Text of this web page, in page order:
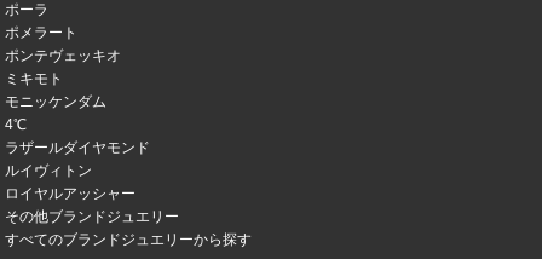
ポーラ
ポメラート
ポンテヴェッキオ
ミキモト
モニッケンダム
4℃
ラザールダイヤモンド
ルイヴィトン
ロイヤルアッシャー
その他ブランドジュエリー
すべてのブランドジュエリーから探す